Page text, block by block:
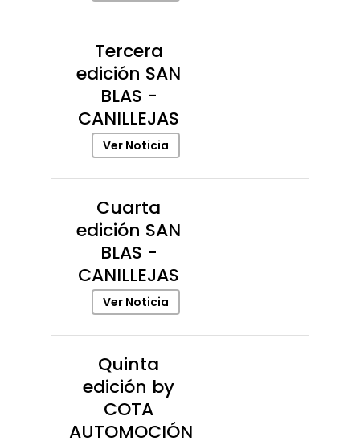
Tercera
edición SAN
BLAS -
CANILLEJAS
Ver Noticia
Cuarta
edición SAN
BLAS -
CANILLEJAS
Ver Noticia
Quinta
edición by
COTA
AUTOMOCIÓN